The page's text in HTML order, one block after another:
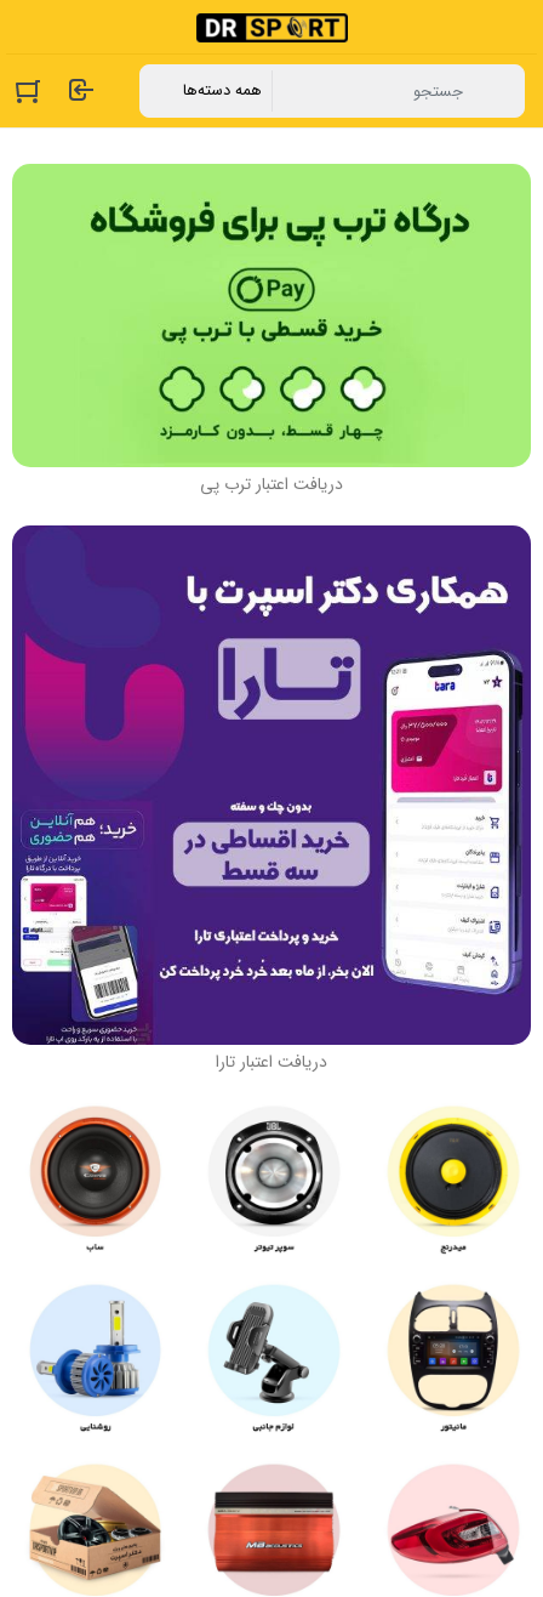
دریافت اعتبار ترب پی
دریافت اعتبار تارا